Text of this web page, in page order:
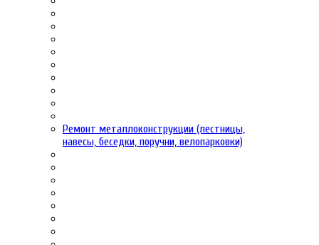
Ремонт металлоконструкции (лестницы,
навесы, беседки, поручни, велопарковки)